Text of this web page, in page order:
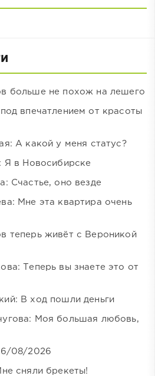
больше не похож на лешего
впечатлением от красоты
А какой у меня статус?
Я в Новосибирске
Счастье, оно везде
Мне эта квартира очень
теперь живёт с Вероникой
Теперь вы знаете это от
В ход пошли деньги
Моя большая любовь,
6/08/2026
сняли брекеты!